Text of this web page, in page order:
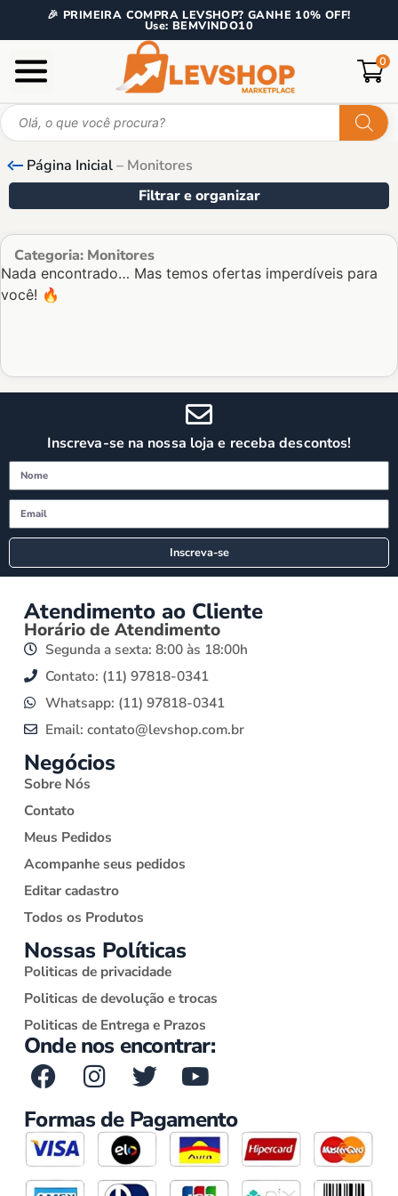
🎉 PRIMEIRA COMPRA LEVSHOP? GANHE 10% OFF!
Use: BEMVINDO10
0
Página Inicial– Monitores
Filtrar e organizar
Categoria: Monitores
Nada encontrado… Mas temos ofertas imperdíveis para
você! 🔥
Inscreva-se na nossa loja e receba descontos!
Inscreva-se
Atendimento ao Cliente
Horário de Atendimento
Segunda a sexta: 8:00 às 18:00h
Contato: (11) 97818-0341
Whatsapp: (11) 97818-0341
Email: contato@levshop.com.br
Negócios
Sobre Nós
Contato
Meus Pedidos
Acompanhe seus pedidos
Editar cadastro
Todos os Produtos
Nossas Políticas
Politicas de privacidade
Politicas de devolução e trocas
Politicas de Entrega e Prazos
Onde nos encontrar:
Formas de Pagamento